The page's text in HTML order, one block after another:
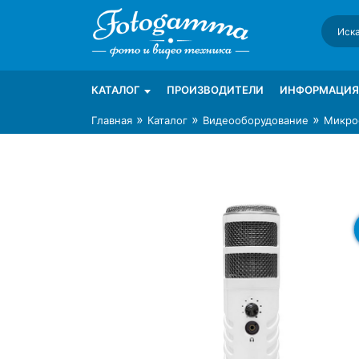
Интернет-магазин фототехники Foto-
Магазин фотоаксессуаров foto-gamma.ru
КАТАЛОГ ПРОИЗВОДИТЕЛИ ИНФОРМАЦИЯ
Главная » Каталог » Видеооборудование »